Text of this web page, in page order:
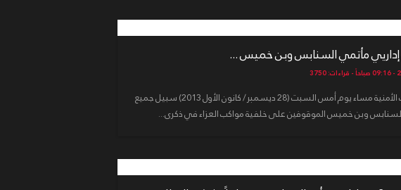
إداريي مأتمي السنابس وبن خميس ...
أخلت السلطات الأمنية مساء يوم أمس السبت (28 ديسمبر/ كانون الأول 2013) سبيل جميع
وبن خميس الموقوفين على خلفية مواكب العزاء في ذكرى...